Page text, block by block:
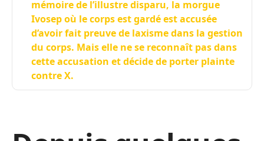
mémoire de l’illustre disparu, la morgue
Ivosep où le corps est gardé est accusée
d’avoir fait preuve de laxisme dans la gestion
du corps. Mais elle ne se reconnaît pas dans
cette accusation et décide de porter plainte
contre X.